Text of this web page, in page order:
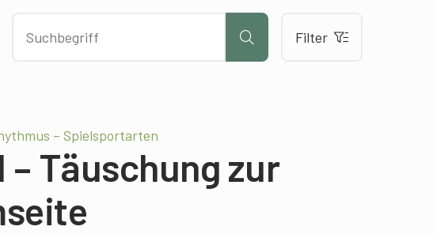
Filter
– Spielsportarten
– Täuschung zur